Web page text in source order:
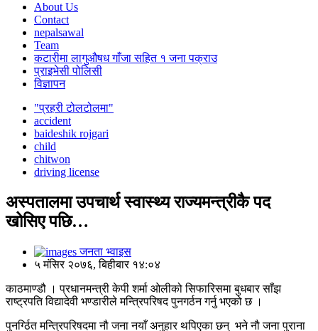
About Us
Contact
nepalsawal
Team
कटारीमा लागुऔषध गाँजा सहित १ जना पक्राउ
प्राइभेसी पोलिसी
विज्ञापन
"प्रहरी टोलटोलमा"
accident
baideshik rojgari
child
chitwon
driving license
अस्पतालमा उपचार्थ स्वास्थ्य राज्यमन्त्रीकै पद
खोसिए पछि…
जनता भ्वाइस
५ मंसिर २०७६, बिहीबार १४:०४
काठमाण्डौ । प्रधानमन्त्री केपी शर्मा ओलीको सिफारिसमा बुधबार साँझ
राष्ट्रपति विद्यादेवी भण्डारीले मन्त्रिपरिषद पुनगर्ठन गर्नु भएको छ ।
पुनर्ग्ठित मन्त्रिपरिषदमा नौ जना नयाँ अनुहार थपिएका छन् भने नौ जना पुराना